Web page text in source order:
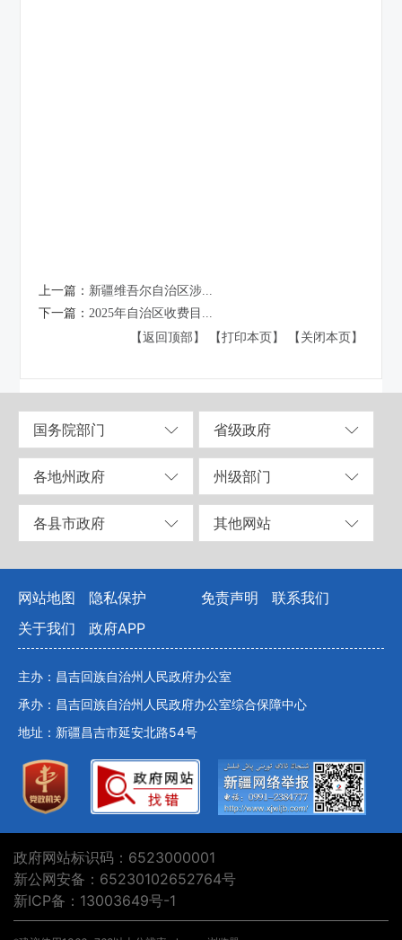
上一篇： 新疆维吾尔自治区涉...
下一篇： 2025年自治区收费目...
【返回顶部】
【打印本页】 【关闭本页】
国务院部门 省级政府
各地州政府 州级部门
各县市政府 其他网站
网站地图 隐私保护 免责声明
联系我们
关于我们
政府APP
主办：昌吉回族自治州人民政府办公室
承办：昌吉回族自治州人民政府办公室综合保障中心
地址：新疆昌吉市延安北路54号
政府网站标识码：6523000001
新公网安备：65230102652764号
新ICP备：13003649号-1